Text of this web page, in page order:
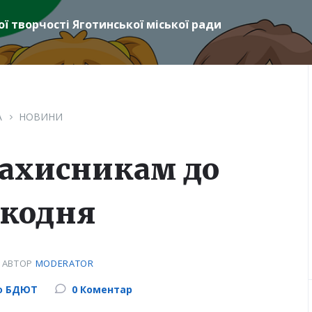
Яготинської міської ради
НОВИНИ
до
АВТОР MODERATOR
БДЮТ 0 Коментар